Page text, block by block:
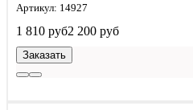
Артикул: 14927
1 810 руб2 200 руб
Заказать